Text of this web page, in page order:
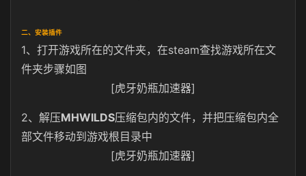
二、安装插件
1、打开游戏所在的文件夹，在steam查找游戏所在文
件夹步骤如图
[虎牙奶瓶加速器]
2、解压MHWILDS压缩包内的文件，并把压缩包内全
部文件移动到游戏根目录中
[虎牙奶瓶加速器]